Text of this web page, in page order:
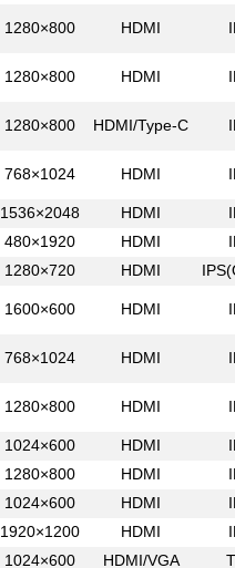
1280×800 HDMI
1280×800 HDMI
1280×800 HDMI/Type-C
768×1024 HDMI
1536×2048 HDMI
480×1920 HDMI
1280×720 HDMI
1600×600 HDMI
768×1024 HDMI
1280×800 HDMI
1024×600 HDMI
1280×800 HDMI
1024×600 HDMI
1920×1200 HDMI
1024×600 HDMI/VGA